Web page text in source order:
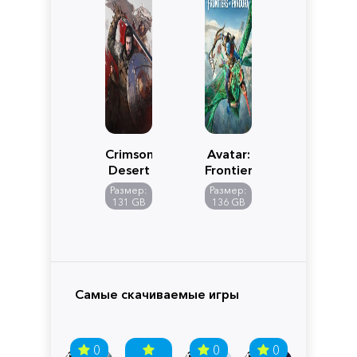
Crimson
Desert
Размер:
131 GB
Avatar:
Frontiers
of
Pandora
Размер:
136 GB
Самые скачиваемые игры
0 0 0